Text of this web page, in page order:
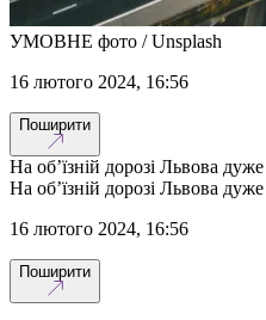
УМОВНЕ фото / Unsplash
16 лютого 2024, 16:56
Поширити
На об’їзній дорозі Львова
На об’їзній дорозі Львова
16 лютого 2024, 16:56
Поширити